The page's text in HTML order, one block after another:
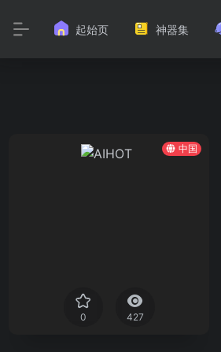
起始页 神器集
中国
0 427